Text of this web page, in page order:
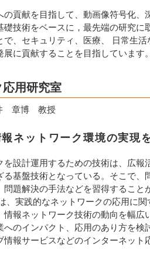
貢献を目指して、動画像符号化
礎技術をベースに，最先端の研究
、セキュリティ、医療、 日常生
に貢献することを目指しています。
用研究室
章博 教授
ネットワーク環境の実現
設計運用するための技術は、広
る基盤技術となっている。そこで
題解決の手法などを習得するこ
、実践的なネットワークの応用に
報ネットワーク技術の動向を幅
のインパクト、応用のあり方を
情報サービスなどのインターネッ